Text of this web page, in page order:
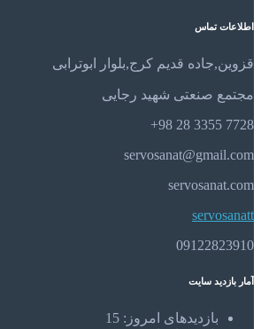
اطلاعات تماس
قزوین,جاده قدیم کرج,بلوار ابوترابی
مجتمع صنعتی شهید رجایی
7728 3355 28 98+
servosanat@gmail.com
servosanat.com
servosanatt
09122823910
آمار بازدید سایت
بازدیدهای امروز: 15